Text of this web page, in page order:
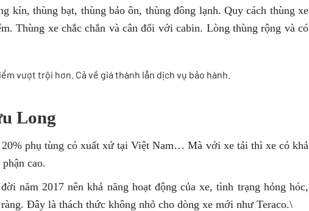
kín, thùng bạt, thùng bảo ôn, thùng đông lạnh. Quy cách thùng xe
Thùng xe chắc chắn và cân đối với cabin. Lòng thùng rộng và có
vượt trội hơn. Cả về giá thành lẫn dịch vụ bảo hành.
Long
phụ tùng có xuất xứ tại Việt Nam… Mà với xe tải thì xe có khả
cao.
năm 2017 nên khả năng hoạt động của xe, tình trạng hỏng hóc,
Đây là thách thức không nhỏ cho dòng xe mới như Teraco.\